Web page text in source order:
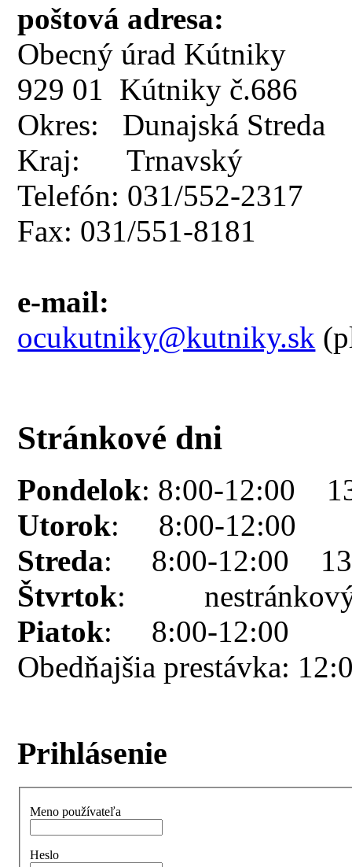
poštová adresa:
Obecný úrad Kútniky
929 01 Kútniky č.686
Okres: Dunajská Streda
Kraj: Trnavský
Telefón: 031/552-2317
Fax: 031/551-8181
e-mail:
ocukutniky@kutniky.sk
Stránkové dni
Pondelok: 8:00-12:00
Utorok: 8:00-12:00
Streda: 8:00-12:00
Štvrtok: nestránkový
Piatok: 8:00-12:00
Obedňajšia prestávka:
Prihlásenie
Meno používateľa
Heslo